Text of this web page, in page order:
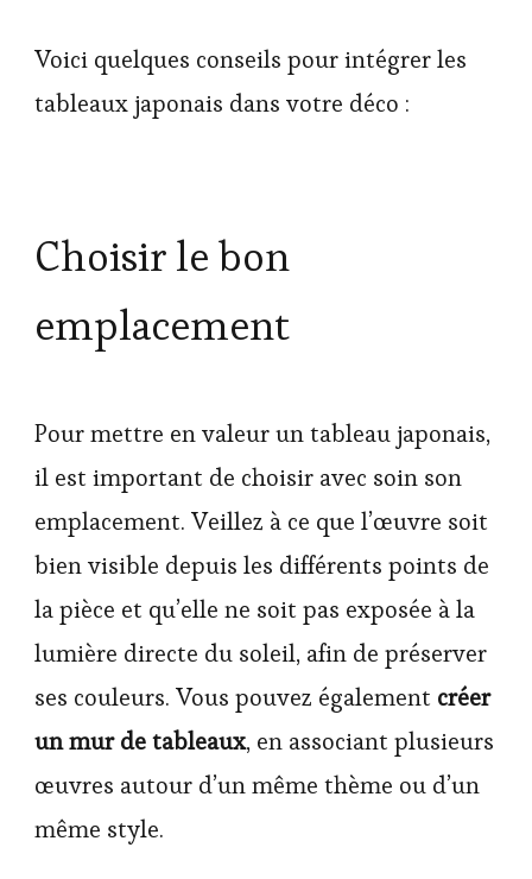
Voici quelques conseils pour intégrer les
tableaux japonais dans votre déco :
Choisir le bon
emplacement
Pour mettre en valeur un tableau japonais,
il est important de choisir avec soin son
emplacement. Veillez à ce que l’œuvre soit
bien visible depuis les différents points de
la pièce et qu’elle ne soit pas exposée à la
lumière directe du soleil, afin de préserver
ses couleurs. Vous pouvez également créer
un mur de tableaux, en associant plusieurs
œuvres autour d’un même thème ou d’un
même style.